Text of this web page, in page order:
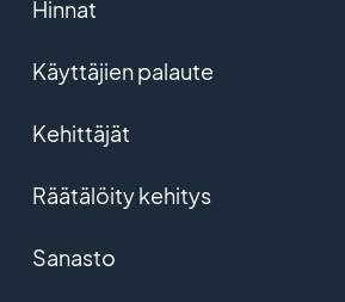
Hinnat
Käyttäjien palaute
Kehittäjät
Räätälöity kehitys
Sanasto